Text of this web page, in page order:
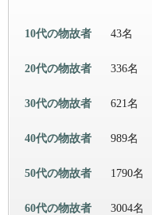
10代の物故者 43名
20代の物故者 336名
30代の物故者 621名
40代の物故者 989名
50代の物故者 1790名
60代の物故者 3004名